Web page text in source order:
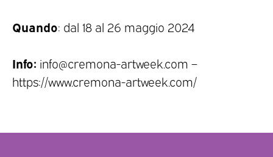
Quando: dal 18 al 26 maggio 2024
Info: info@cremona-artweek.com –
https://www.cremona-artweek.com/